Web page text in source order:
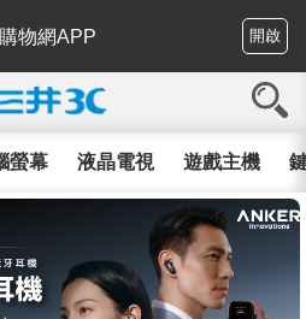
物網APP 開啟
螢幕 液晶電視 遊戲主機